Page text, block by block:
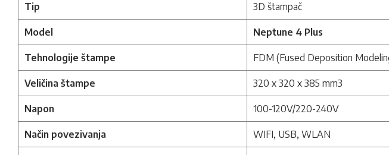
Tip 3D štampač
Model Neptune 4 Plus
Tehnologije štampe FDM (Fused Deposition
Veličina štampe 320 x 320 x 385 mm3
Napon 100-120V/220-240V
Način povezivanja WIFI, USB, WLAN